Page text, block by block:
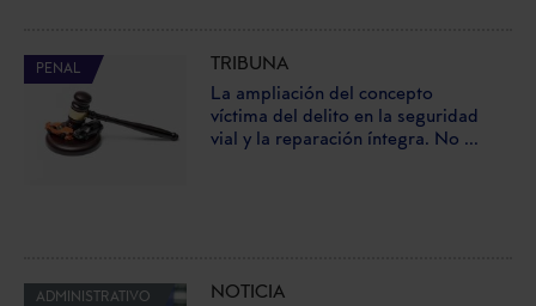
PENAL
TRIBUNA
La ampliación del concepto
víctima del delito en la seguridad
vial y la reparación íntegra. No ...
ADMINISTRATIVO
NOTICIA